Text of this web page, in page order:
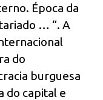
Época da
… “. A
do
burguesa
do capital e